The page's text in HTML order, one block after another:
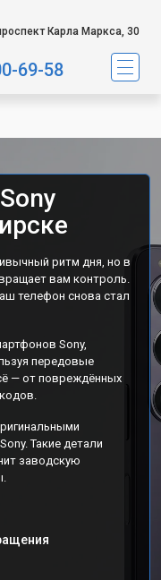
Карла Маркса, 30
69-58
ритм дня, но в
вам контроль.
телефон снова стал
Sony,
передовые
— от повреждённых
Такие детали
заводскую